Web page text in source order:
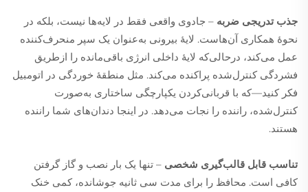
جذب تدریجی ضربه – جادوی واقعی فقط در لایه‌ها نیست، بلکه در
نحوهٔ همکاری آن‌هاست. لایهٔ بیرونی به‌عنوان یک سپر منحرف‌کننده
عمل می‌کند، درحالی‌که لایهٔ داخلی انرژی باقی‌مانده را ازطریق
فشردگی کنترل‌شده پراکنده می‌کند. مثل منطقهٔ خوردگی در اتومبیل
فکر کنید—که با قربانی‌کردن یکپارچگی ساختاری به‌صورت
کنترل‌شده، راننده را نجات می‌دهد. در اینجا دندان‌های شما راننده
هستند.
تناسب قابل قالب‌گیری شخصی – تنها یک بار نصب و گاز گرفتن
کافی است. محافظ را برای مدت سی ثانیه جوشانده، کمی خنک